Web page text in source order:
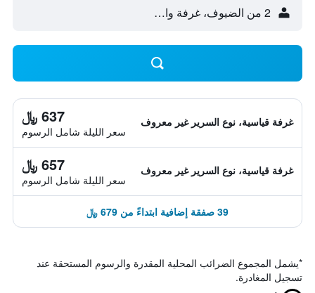
2 من الضيوف، غرفة واحدة
غرفة قياسية، نوع السرير غير معروف 637 ﷼
سعر الليلة شامل الرسوم
غرفة قياسية، نوع السرير غير معروف 657 ﷼
سعر الليلة شامل الرسوم
39 صفقة إضافية ابتداءً من 679 ﷼
*يشمل المجموع الضرائب المحلية المقدرة والرسوم المستحقة عند
تسجيل المغادرة.